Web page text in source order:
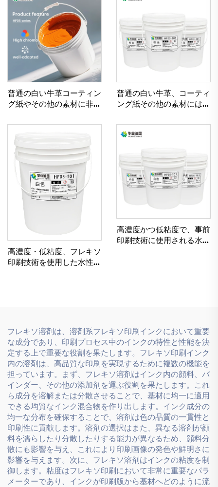
普通の白い牛革コーティン
グ紙やその他の素材に非常
普通の白い牛革、コーティ
ング紙その他の素材には、
ク印刷用水性インクが使用
高濃度・低粘度、フレキソ
印刷技術を使用した水性イ
高濃度かつ低粘度で、事前
印刷技術に使用される水性
フレキソ溶剤は、溶剤系フレキソ印刷インクにおいて重要
な成分であり、印刷プロセス中のインクの特性と性能を決
定する上で重要な役割を果たします。フレキソ印刷インク
内の溶剤は、高品質な印刷を実現するために複数の機能を
担っています。まず、フレキソ溶剤はインク内の顔料、バ
インダー、その他の添加剤を運ぶ役割を果たします。これ
ら成分を溶解または分散させることで、基材に均一に適用
できる均質なインク混合物を作り出します。インク成分の
均一な分布を確保することで、溶剤は色の品質の一貫性と
印刷性に貢献します。溶剤の選択はまた、異なる溶剤が顔
料を濡らしたり分散したりする能力が異なるため、顔料分
散にも影響を与え、これにより印刷画像の発色や鮮明さに
影響を与えます。次に、フレキソ溶剤はインクの粘度を制
御します。粘度はフレキソ印刷において非常に重要なパラ
メーターであり、インクが印刷版から基材へどのように流